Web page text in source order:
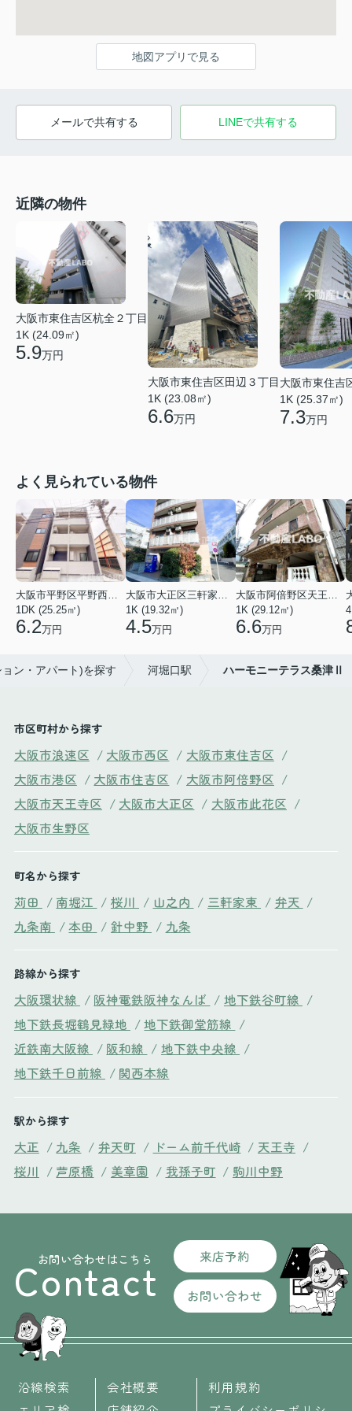
地図アプリで見る
メールで共有する LINEで共有する
近隣の物件
大阪市東住吉区杭全２丁目
1K (24.09㎡)
5.9万円
大阪市東住吉区田辺３丁目
1K (23.08㎡)
6.6万円
大阪市東住吉
1K (25.37㎡)
7.3万円
よく見られている物件
1DK (25.25㎡)
6.2万円
1K (19.32㎡)
4.5万円
1K (29.12㎡)
6.6万円
ン・アパート)を探す 河堀口駅 ハーモニーテラス桑津Ⅱ
市区町村から探す
大阪市浪速区 / 大阪市西区 / 大阪市東住吉区 /
大阪市港区 / 大阪市住吉区 / 大阪市阿倍野区 /
大阪市天王寺区 / 大阪市大正区 / 大阪市此花区 /
大阪市生野区
町名から探す
苅田 / 南堀江 / 桜川 / 山之内 / 三軒家東 / 弁天 /
九条南 / 本田 / 針中野 / 九条
路線から探す
大阪環状線 / 阪神電鉄阪神なんば / 地下鉄谷町線 /
地下鉄長堀鶴見緑地 / 地下鉄御堂筋線 /
近鉄南大阪線 / 阪和線 / 地下鉄中央線 /
地下鉄千日前線 / 関西本線
駅から探す
大正 / 九条 / 弁天町 / ドーム前千代崎 / 天王寺 /
桜川 / 芦原橋 / 美章園 / 我孫子町 / 駒川中野
お問い合わせはこちら
Contact 来店予約
お問い合わせ
沿線検索
会社概要
利用規約